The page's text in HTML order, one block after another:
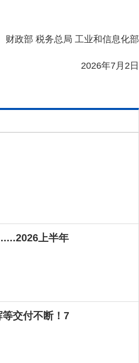
财政部 税务总局 工业和信息化部
2026年7月2日
上半年
交付不断！7